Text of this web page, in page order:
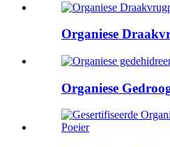
Organiese
Organiese